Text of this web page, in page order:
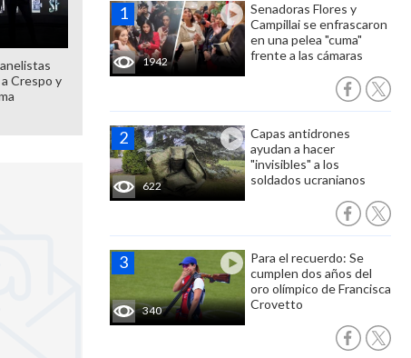
1942
Senadoras Flores y
Campillai se enfrascaron
en una pelea "cuma"
frente a las cámaras
622
Capas antidrones
ayudan a hacer
"invisibles" a los
soldados ucranianos
340
Para el recuerdo: Se
cumplen dos años del
oro olímpico de Francisca
Crovetto
Crespo y